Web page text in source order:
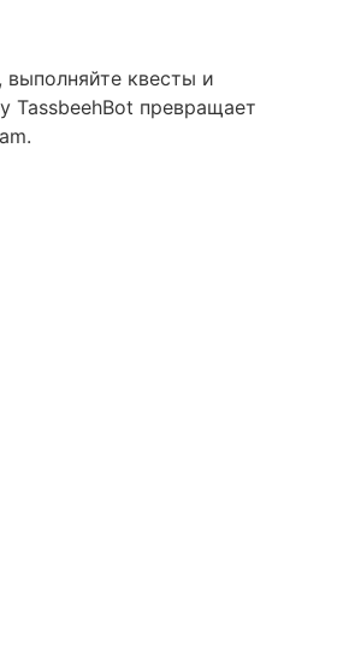
квесты и
TassbeehBot превращает